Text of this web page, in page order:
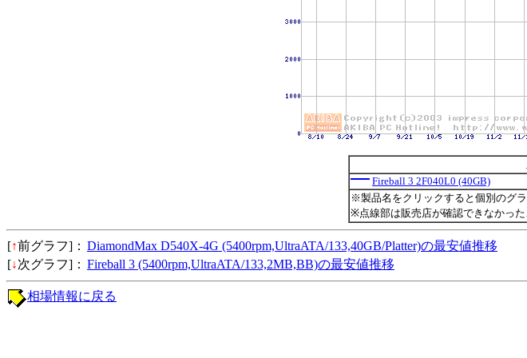
Fireball 3 2F040L0 (40GB)
※製品名をクリックすると個別のグ
※点線部は販売店が確認できなかっ
[↑前グラフ]： DiamondMax D540X-4G (5400rpm,UltraATA/133,40GB/Platter)の最安値推移
[↓次グラフ]： Fireball 3 (5400rpm,UltraATA/133,2MB,BB)の最安値推移
相場情報に戻る